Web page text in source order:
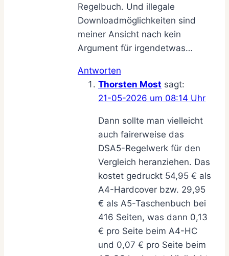
Regelbuch. Und illegale
Downloadmöglichkeiten sind
meiner Ansicht nach kein
Argument für irgendetwas…
Antworten
Thorsten Most sagt:
21-05-2026 um 08:14 Uhr
Dann sollte man vielleicht
auch fairerweise das
DSA5-Regelwerk für den
Vergleich heranziehen. Das
kostet gedruckt 54,95 € als
A4-Hardcover bzw. 29,95
€ als A5-Taschenbuch bei
416 Seiten, was dann 0,13
€ pro Seite beim A4-HC
und 0,07 € pro Seite beim